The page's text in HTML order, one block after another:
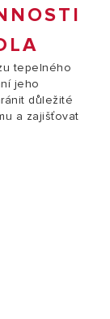
tepelného
jeho
důležité
a zajišťovat